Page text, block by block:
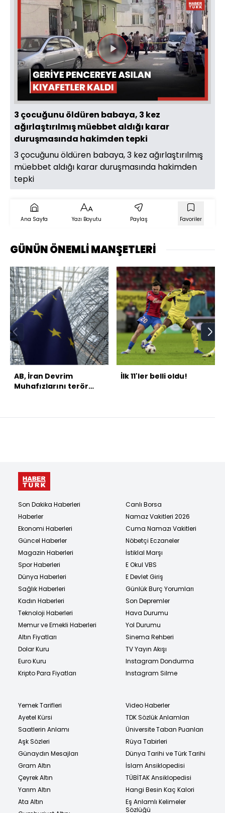
Videoyu
Oynat
3 çocuğunu öldüren babaya, 3 kez
ağırlaştırılmış müebbet aldığı karar
duruşmasında hakimden tepki
3 çocuğunu öldüren babaya, 3 kez ağırlaştırılmış
müebbet aldığı karar duruşmasında hakimden
tepki
Ana Sayfa Yazı Boyutu Paylaş Favoriler
GÜNÜN ÖNEMLİ MANŞETLERİ
AB, İran Devrim
Muhafızlarını terör
İlk 11'ler belli oldu!
Son Dakika Haberleri
Haberler
Ekonomi Haberleri
Güncel Haberler
Magazin Haberleri
Spor Haberleri
Dünya Haberleri
Sağlık Haberleri
Kadın Haberleri
Teknoloji Haberleri
Memur ve Emekli Haberleri
Altın Fiyatları
Dolar Kuru
Euro Kuru
Kripto Para Fiyatları
Canlı Borsa
Namaz Vakitleri 2026
Cuma Namazı Vakitleri
Nöbetçi Eczaneler
İstiklal Marşı
E Okul VBS
E Devlet Giriş
Günlük Burç Yorumları
Son Depremler
Hava Durumu
Yol Durumu
Sinema Rehberi
TV Yayın Akışı
Instagram Dondurma
Instagram Silme
Yemek Tarifleri
Ayetel Kürsi
Saatlerin Anlamı
Aşk Sözleri
Günaydın Mesajları
Gram Altın
Çeyrek Altın
Yarım Altın
Ata Altın
Video Haberler
TDK Sözlük Anlamları
Üniversite Taban Puanları
Rüya Tabirleri
Dünya Tarihi ve Türk Tarihi
İslam Ansiklopedisi
TÜBİTAK Ansiklopedisi
Hangi Besin Kaç Kalori
Eş Anlamlı Kelimeler
Sözlüğü